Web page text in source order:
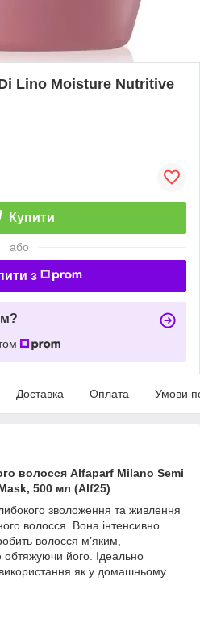
Lino Moisture Nutritive
Купити
або
з
Доставка Оплата Умови
волосся Alfaparf Milano Semi
500 мл (Alf25)
зволоження та живлення
волосся. Вона інтенсивно
волосся м’яким,
його. Ідеально
як у домашньому